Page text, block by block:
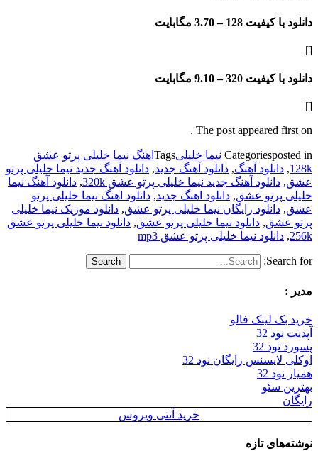
کیفیت 128 – 3.70 مگابایت
کیفیت 320 – 9.10 مگابایت
The post appeared
Categories نیما خلیلی Tagsاهنگ نیما خلیلی پرتو عشق
دانلود آهنگ, دانلود آهنگ جدید, دانلود آهنگ جدید نیما خلیلی پرتو
,دانلود آهنگ جدید نیما خلیلی پرتو عشق 320k , دانلود آهنگ نیما
پرتو عشق ,دانلود اهنگ جدید, دانلود اهنگ نیما خلیلی پرتو
,دانلود رایگان نیما خلیلی پرتو عشق ,دانلود موزیک نیما خلیلی
عشق ,دانلود نیما خلیلی پرتو عشق ,دانلود نیما خلیلی پرتو عشق
دانلود نیما خلیلی پرتو عشق mp3
لینک فالو
32
32
لایسنس رایگان نود 32
32
سئو
خرید آنتی ویروس
تازه